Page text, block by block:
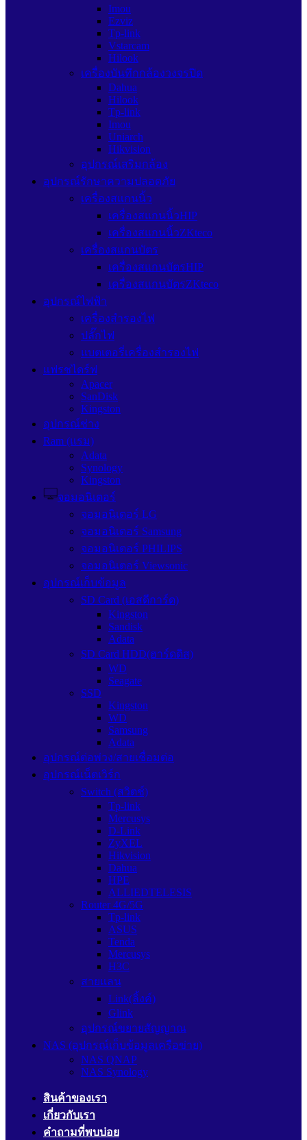
Imou
Ezviz
Tp-link
Vstarcam
Hilook
เครื่องบันทึกกล้องวงจรปิด
Dahua
Hilook
Tp-link
Imou
Uniarch
Hikvision
อุปกรณ์เสริมกล้อง
อุปกรณ์รักษาความปลอดภัย
เครื่องสแกนนิ้ว
เครื่องสแกนนิ้วHIP
เครื่องสแกนนิ้วZKteco
เครื่องสแกนบัตร
เครื่องสแกนบัตรHIP
เครื่องสแกนบัตรZKteco
อุปกรณ์ไฟฟ้า
เครื่องสำรองไฟ
ปลั๊กไฟ
แบตเตอรี่เครื่องสำรองไฟ
แฟรชไดร์ฟ
Apacer
SanDisk
Kingston
อุปกรณ์ช่าง
Ram (แรม)
Adata
Synology
Kingston
จอมอนิเตอร์
จอมอนิเตอร์ LG
จอมอนิเตอร์ Samsung
จอมอนิเตอร์ PHILIPS
จอมอนิเตอร์ Viewsonic
อุปกรณ์เก็บข้อมูล
SD Card (เอสดีการ์ด)
Kingston
Sandisk
Adata
SD Card HDD(ฮาร์ดดิส)
WD
Seagate
SSD
Kingston
WD
Samsung
Adata
อุปกรณ์ต่อพ่วง/สายเชื่อมต่อ
อุปกรณ์เน็ตเวิร์ก
Switch (สวิตช์)
Tp-link
Mercusys
D-Link
ZyXEL
Hikvision
Dahua
HPE
ALLIEDTELESIS
Router 4G/5G
Tp-link
ASUS
Tenda
Mercusys
H3C
สายแลน
Link(ลิ้งค์)
Glink
อุปกรณ์ขยายสัญญาณ
NAS (อุปกรณ์เก็บข้อมูลเครือข่าย)
NAS QNAP
NAS Synology
สินค้าของเรา
เกี่ยวกับเรา
คำถามที่พบบ่อย